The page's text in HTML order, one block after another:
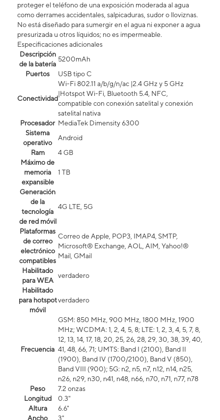
proteger el teléfono de una exposición moderada al agua
como derrames accidentales, salpicaduras, sudor o lloviznas.
No está diseñado para sumergir en el agua ni exponer a agua
presurizada u otros líquidos; no es impermeable.
Especificaciones adicionales
Descripción
de la batería
5200mAh
Puertos
USB tipo C
Conectividad
Wi-Fi 802.11 a/b/g/n/ac |2.4 GHz y 5 GHz
|Hotspot Wi-Fi, Bluetooth 5.4, NFC,
compatible con conexión satelital y conexión
satelital nativa
Procesador MediaTek Dimensity 6300
Sistema
operativo
Android
Ram
4 GB
Máximo de
memoria
expansible
1 TB
Generación
de la
tecnología
de red móvil
4G LTE, 5G
Plataformas
de correo
electrónico
compatibles
Correo de Apple, POP3, IMAP4, SMTP,
Microsoft® Exchange, AOL, AIM, Yahoo!®
Mail, GMail
Habilitado
para WEA
verdadero
Habilitado
para hotspot
móvil
verdadero
Frecuencia
GSM: 850 MHz, 900 MHz, 1800 MHz, 1900
MHz; WCDMA: 1, 2, 4, 5, 8; LTE: 1, 2, 3, 4, 5, 7, 8,
12, 13, 14, 17, 18, 20, 25, 26, 28, 29, 30, 38, 39, 40,
41, 48, 66, 71; UMTS: Band I (2100), Band II
(1900), Band IV (1700/2100), Band V (850),
Band VIII (900); 5G: n2, n5, n7, n12, n14, n25,
n26, n29, n30, n41, n48, n66, n70, n71, n77, n78
Peso
7.2 onzas
Longitud
0.3"
Altura
6.6"
Ancho
3"